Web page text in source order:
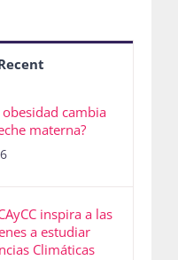
obesidad cambia
materna?
inspira a las
a estudiar
Climáticas